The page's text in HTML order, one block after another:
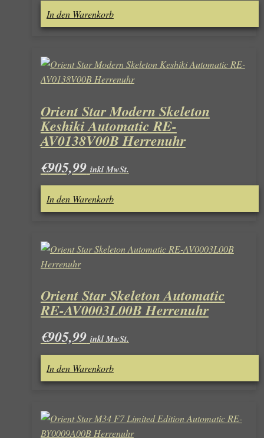
In den Warenkorb
Orient Star Modern Skeleton
Keshiki Automatic RE-
AV0138V00B Herrenuhr
€905,99 inkl MwSt.
In den Warenkorb
Orient Star Skeleton Automatic
RE-AV0003L00B Herrenuhr
€905,99 inkl MwSt.
In den Warenkorb